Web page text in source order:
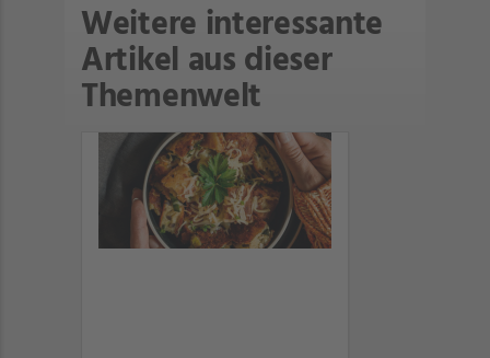
Weitere interessante
Artikel aus dieser
Themenwelt